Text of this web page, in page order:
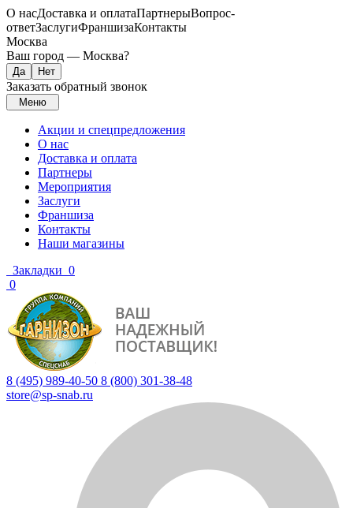
О насДоставка и оплатаПартнерыВопрос-
ответЗаслугиФраншизаКонтакты
Москва
Ваш город — Москва?
Заказать обратный звонок
Меню
Акции и спецпредложения
О нас
Доставка и оплата
Партнеры
Мероприятия
Заслуги
Франшиза
Контакты
Наши магазины
Закладки 0
0
8 (495) 989-40-50 8 (800) 301-38-48
store@sp-snab.ru